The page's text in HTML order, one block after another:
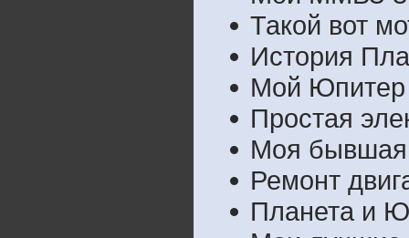
Такой вот
История
Мой
Простая
Моя бывшая
Ремонт
Планета и